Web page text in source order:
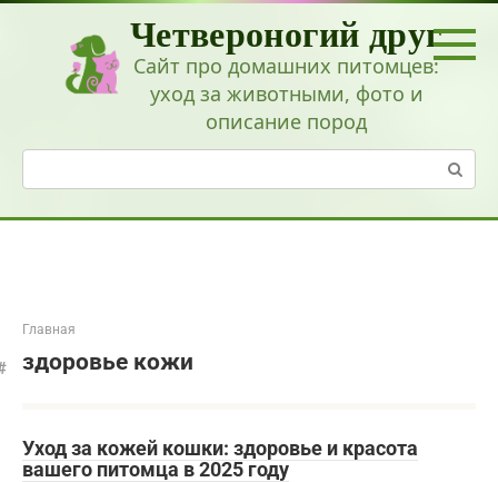
Перейти
Четвероногий друг
Сайт про домашних питомцев:
уход за животными, фото и
описание пород
Поиск:
Главная
здоровье кожи
Уход за кожей кошки: здоровье и красота
вашего питомца в 2025 году